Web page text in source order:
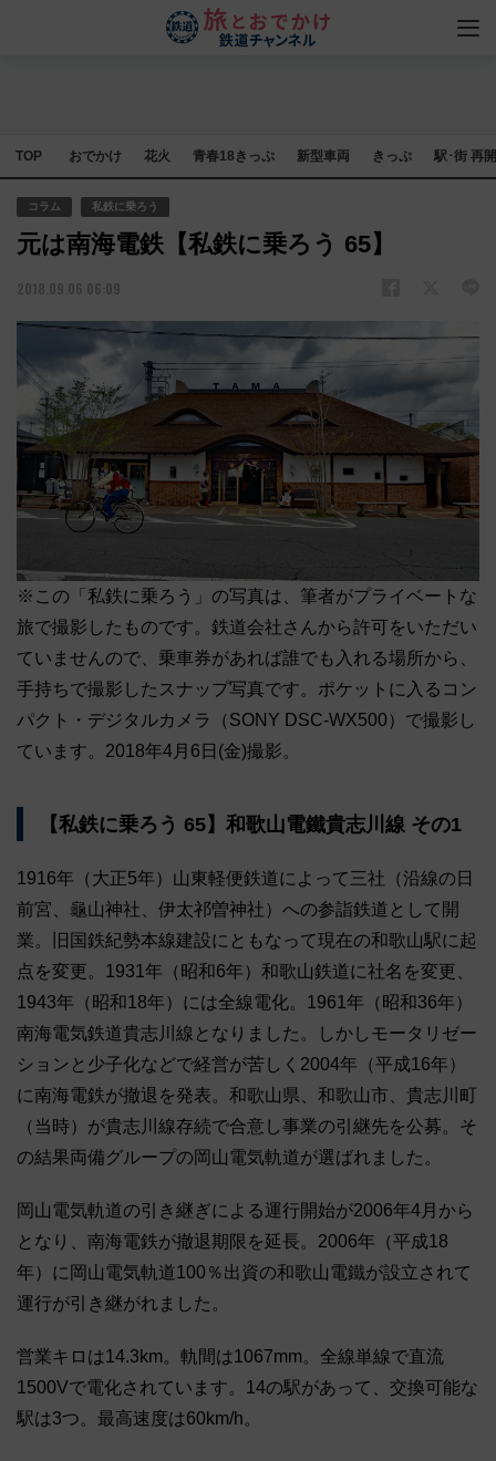
TOP おでかけ 花火 青春18きっぷ 新型車両 きっぷ 駅･街 再
コラム 私鉄に乗ろう
元は南海電鉄【私鉄に乗ろう 65】
2018.09.06 06:09
※この「私鉄に乗ろう」の写真は、筆者がプライベートな
旅で撮影したものです。鉄道会社さんから許可をいただい
ていませんので、乗車券があれば誰でも入れる場所から、
手持ちで撮影したスナップ写真です。ポケットに入るコン
パクト・デジタルカメラ（SONY DSC-WX500）で撮影し
ています。2018年4月6日(金)撮影。
【私鉄に乗ろう 65】和歌山電鐵貴志川線 その1
1916年（大正5年）山東軽便鉄道によって三社（沿線の日
前宮、龜山神社、伊太祁曽神社）への参詣鉄道として開
業。旧国鉄紀勢本線建設にともなって現在の和歌山駅に起
点を変更。1931年（昭和6年）和歌山鉄道に社名を変更、
1943年（昭和18年）には全線電化。1961年（昭和36年）
南海電気鉄道貴志川線となりました。しかしモータリゼー
ションと少子化などで経営が苦しく2004年（平成16年）
に南海電鉄が撤退を発表。和歌山県、和歌山市、貴志川町
（当時）が貴志川線存続で合意し事業の引継先を公募。そ
の結果両備グループの岡山電気軌道が選ばれました。
岡山電気軌道の引き継ぎによる運行開始が2006年4月から
となり、南海電鉄が撤退期限を延長。2006年（平成18
年）に岡山電気軌道100％出資の和歌山電鐵が設立されて
運行が引き継がれました。
営業キロは14.3km。軌間は1067mm。全線単線で直流
1500Vで電化されています。14の駅があって、交換可能な
駅は3つ。最高速度は60km/h。